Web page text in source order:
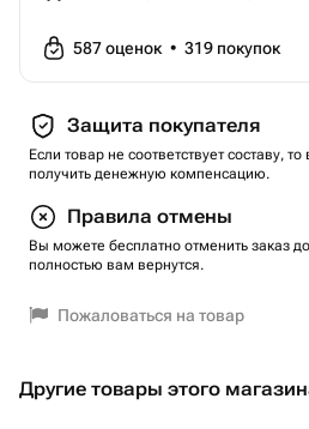
587оценок • 319 покупок
Защита покупателя
Если товар не соответствует составу,
получить денежную компенсацию.
Правила отмены
Вы можете бесплатно отменить заказ
полностью вам вернутся.
Пожаловаться на товар
Другие товары этого